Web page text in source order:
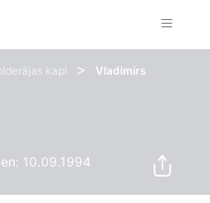
kapi >
Vladimirs
10.09.1994